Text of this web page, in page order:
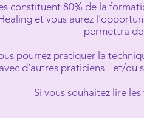
constituent 80% de la
et vous aurez
permettra
pourrez pratiquer la
avec d’autres praticiens - et/ou
Si vous souhaitez lire